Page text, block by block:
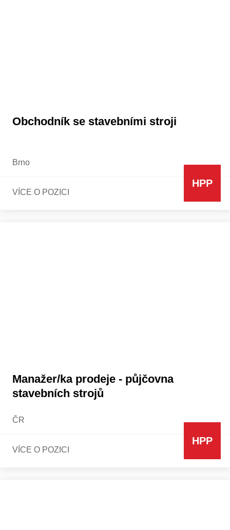
Obchodník se stavebními stroji
Brno
VÍCE O POZICI
HPP
Manažer/ka prodeje - půjčovna
stavebních strojů
ČR
VÍCE O POZICI
HPP